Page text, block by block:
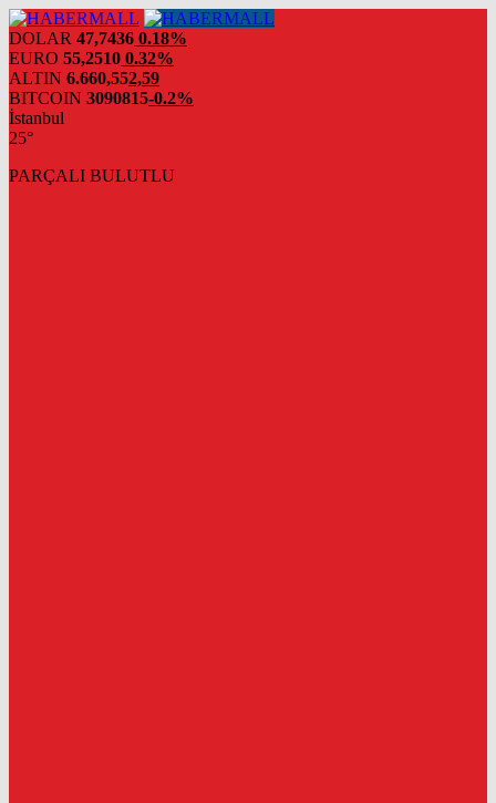
DOLAR 47,7436 0.18%
EURO 55,2510 0.32%
ALTIN 6.660,552,59
BITCOIN 3090815-0.2%
İstanbul
25°
PARÇALI BULUTLU